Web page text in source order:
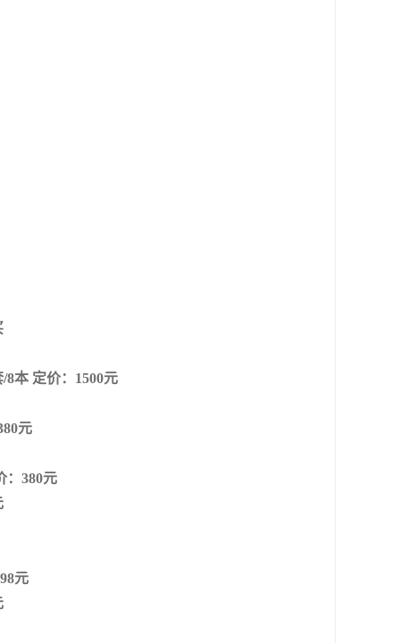
本 定价：1500元
元
：380元
元